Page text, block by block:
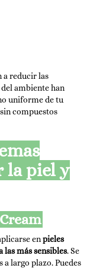
a reducir las
ambiente han
uniforme de tu
compuestos
la piel y
enpieles
las más sensibles. Se
a largo plazo. Puedes